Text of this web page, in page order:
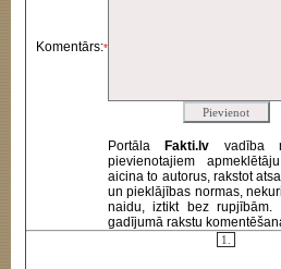
Komentārs:*
Portāla Fakti.lv vadība
pievienotajiem
aicina to autorus, rakstot
un pieklājības normas,
naidu, iztikt bez rupjībām.
gadījumā rakstu
1.